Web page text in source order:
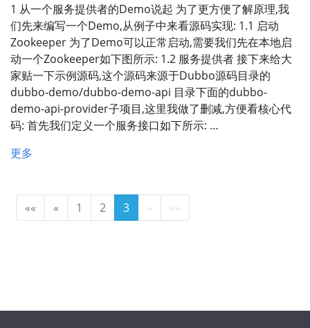
1 从一个服务提供者的Demo说起 为了更方便了解原理,我
们先来编写一个Demo,从例子中来看源码实现: 1.1 启动
Zookeeper 为了Demo可以正常启动,需要我们先在本地启
动一个Zookeeper如下图所示: 1.2 服务提供者 接下来给大
家贴一下示例源码,这个源码来源于Dubbo源码目录的
dubbo-demo/dubbo-demo-api 目录下面的dubbo-
demo-api-provider子项目,这里我做了删减,方便看核心代
码: 首先我们定义一个服务接口如下所示: …
更多
«« « 1 2 3 » »»